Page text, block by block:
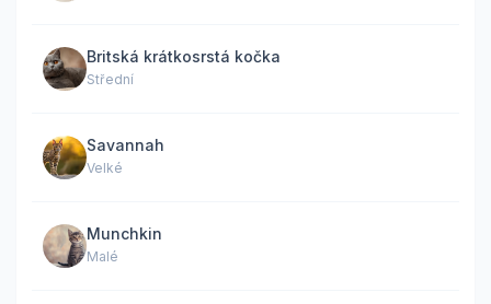
Britská krátkosrstá kočka
Střední
Savannah
Velké
Munchkin
Malé